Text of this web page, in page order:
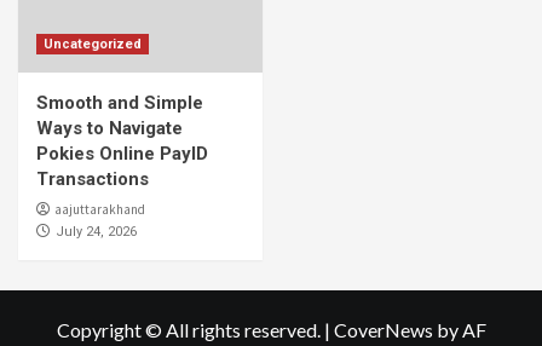
Uncategorized
Smooth and Simple
Ways to Navigate
Pokies Online PayID
Transactions
aajuttarakhand
July 24, 2026
Copyright © All rights reserved. | CoverNews by AF